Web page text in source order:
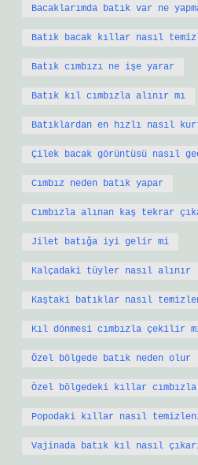
Bacaklarımda batık var ne
Batık bacak kıllar nasıl
Batık cımbızı ne işe yarar
Batık kıl cımbızla alınır mı
Batıklardan en hızlı nasıl
Çilek bacak görüntüsü nasıl
Cımbız neden batık yapar
Cımbızla alınan kaş tekrar
Jilet batığa iyi gelir mi
Kalçadaki tüyler nasıl alınır
Kaştaki batıklar nasıl
Kıl dönmesi cımbızla çekilir
Özel bölgede batık neden olur
Özel bölgedeki kıllar
Popodaki kıllar nasıl
Vajinada batık kıl nasıl